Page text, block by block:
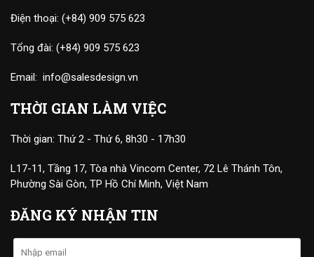
Điện thoại: (+84) 909 575 623
Tổng đài: (+84) 909 575 623
Email: info@salesdesign.vn
THỜI GIAN LÀM VIỆC
Thời gian: Thứ 2 - Thứ 6, 8h30 - 17h30
L17-11, Tầng 17, Tòa nhà Vincom Center, 72 Lê Thánh Tôn,
Phường Sài Gòn, TP Hồ Chí Minh, Việt Nam
ĐĂNG KÝ NHẬN TIN